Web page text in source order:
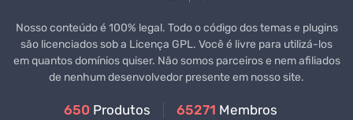
Nosso conteúdo é 100% legal. Todo o código dos temas e plugins
são licenciados sob a Licença GPL. Você é livre para utilizá-los
em quantos domínios quiser. Não somos parceiros e nem afiliados
de nenhum desenvolvedor presente em nosso site.
650 Produtos 65271 Membros